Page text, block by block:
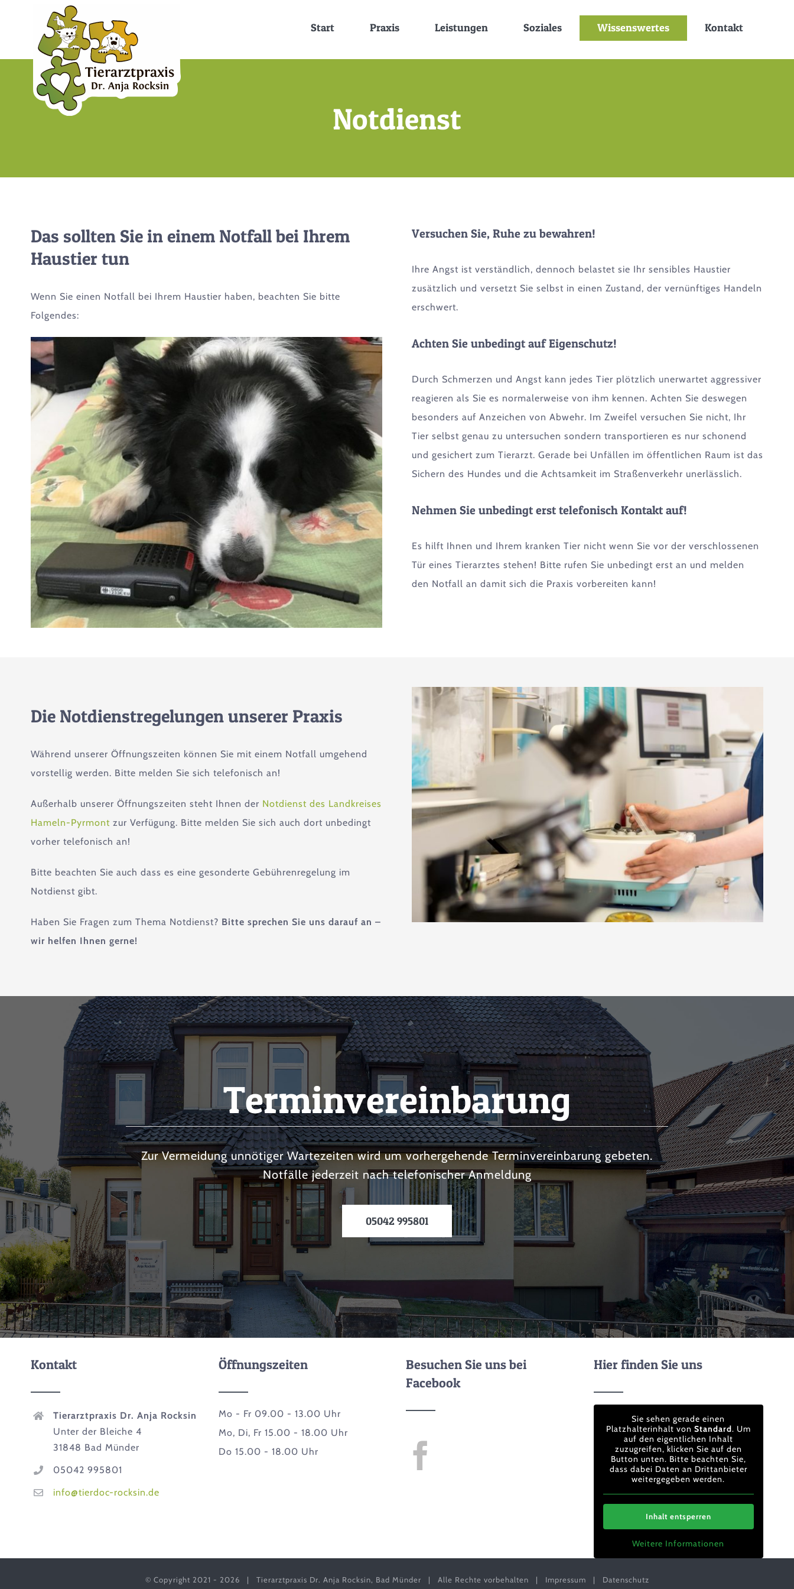
springen
Start Praxis Leistungen Soziales Wissenswertes Kontakt
Notdienst
Das sollten Sie in einem Notfall bei Ihrem
Haustier tun
Wenn Sie einen Notfall bei Ihrem Haustier haben, beachten Sie bitte
Folgendes:
Versuchen Sie, Ruhe zu bewahren!
Ihre Angst ist verständlich, dennoch belastet sie Ihr sensibles Haustier
zusätzlich und versetzt Sie selbst in einen Zustand, der vernünftiges Handeln
erschwert.
Achten Sie unbedingt auf Eigenschutz!
Durch Schmerzen und Angst kann jedes Tier plötzlich unerwartet aggressiver
reagieren als Sie es normalerweise von ihm kennen. Achten Sie deswegen
besonders auf Anzeichen von Abwehr. Im Zweifel versuchen Sie nicht, Ihr
Tier selbst genau zu untersuchen sondern transportieren es nur schonend
und gesichert zum Tierarzt. Gerade bei Unfällen im öffentlichen Raum ist das
Sichern des Hundes und die Achtsamkeit im Straßenverkehr unerlässlich.
Nehmen Sie unbedingt erst telefonisch Kontakt auf!
Es hilft Ihnen und Ihrem kranken Tier nicht wenn Sie vor der verschlossenen
Tür eines Tierarztes stehen! Bitte rufen Sie unbedingt erst an und melden
den Notfall an damit sich die Praxis vorbereiten kann!
Die Notdienstregelungen unserer Praxis
Während unserer Öffnungszeiten können Sie mit einem Notfall umgehend
vorstellig werden. Bitte melden Sie sich telefonisch an!
Außerhalb unserer Öffnungszeiten steht Ihnen der Notdienst des Landkreises
Hameln-Pyrmont zur Verfügung. Bitte melden Sie sich auch dort unbedingt
vorher telefonisch an!
Bitte beachten Sie auch dass es eine gesonderte Gebührenregelung im
Notdienst gibt.
Haben Sie Fragen zum Thema Notdienst? Bitte sprechen Sie uns darauf an –
wir helfen Ihnen gerne!
Termin­vereinbarung
Zur Vermeidung unnötiger Wartezeiten wird um vorhergehende Terminvereinbarung gebeten.
Notfälle jederzeit nach telefonischer Anmeldung
05042 995801
Kontakt
Tierarztpraxis Dr. Anja Rocksin
Unter der Bleiche 4
31848 Bad Münder
05042 995801
info@tierdoc-rocksin.de
Öffnungszeiten
Mo - Fr 09.00 - 13.00 Uhr
Mo, Di, Fr 15.00 - 18.00 Uhr
Do 15.00 - 18.00 Uhr
Besuchen Sie uns bei
Facebook
Hier finden Sie uns
Sie sehen gerade einen
Platzhalterinhalt von Standard. Um
auf den eigentlichen Inhalt
zuzugreifen, klicken Sie auf den
Button unten. Bitte beachten Sie,
dass dabei Daten an Drittanbieter
weitergegeben werden.
Inhalt entsperren
Weitere Informationen
© Copyright 2021 - 2026 | Tierarztpraxis Dr. Anja Rocksin, Bad Münder | Alle Rechte vorbehalten | Impressum | Datenschutz